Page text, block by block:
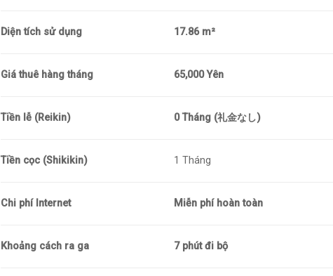
Diện tích sử dụng 17.86 m²
Giá thuê hàng tháng 65,000 Yên
Tiền lễ (Reikin) 0 Tháng (礼金なし)
Tiền cọc (Shikikin) 1 Tháng
Chi phí Internet Miễn phí hoàn toàn
Khoảng cách ra ga 7 phút đi bộ